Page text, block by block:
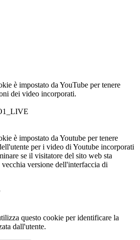
è impostato da YouTube per tenere
dei video incorporati.
è impostato da Youtube per tenere
per i video di Youtube incorporati
se il visitatore del sito web sta
versione dell'interfaccia di
questo cookie per identificare la
dall'utente.